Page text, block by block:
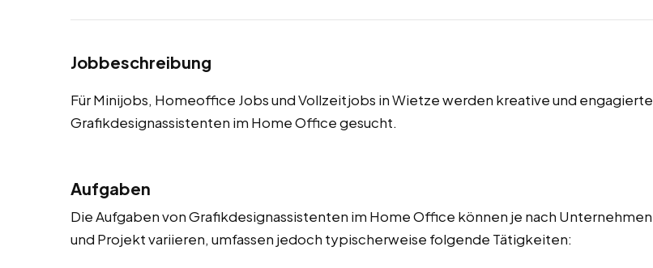
Jobbeschreibung
Für Minijobs, Homeoffice Jobs und Vollzeitjobs in Wietze werden kreative und engagierte
Grafikdesignassistenten im Home Office gesucht.
Aufgaben
Die Aufgaben von Grafikdesignassistenten im Home Office können je nach Unternehmen
und Projekt variieren, umfassen jedoch typischerweise folgende Tätigkeiten: